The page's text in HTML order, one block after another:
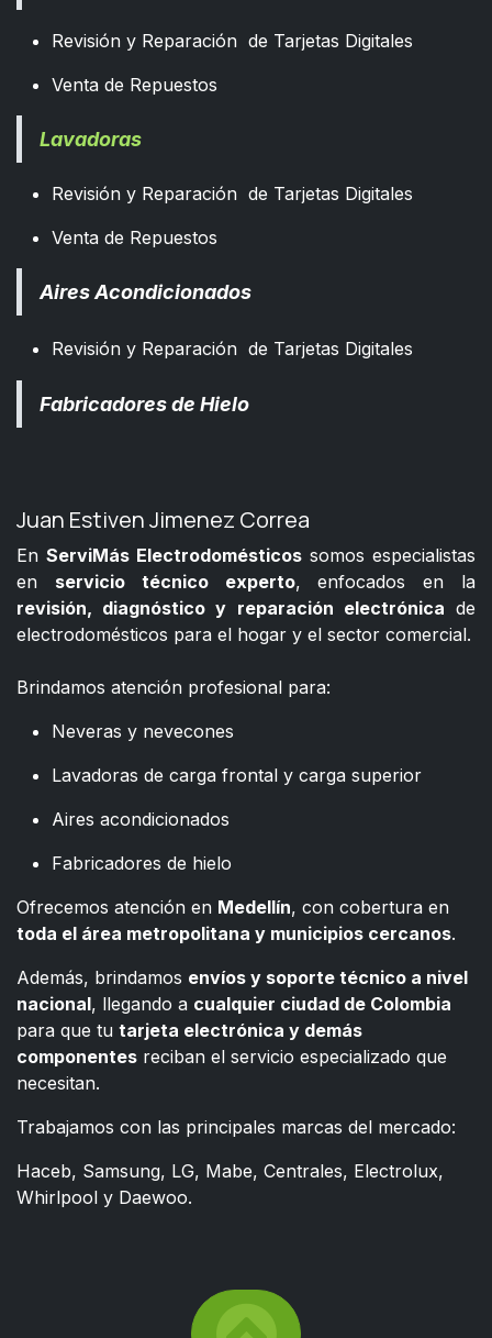
Revisión y Reparación de Tarjetas Digitales
Venta de Repuestos
Lavadoras
Revisión y Reparación de Tarjetas Digitales
Venta de Repuestos
Aires Acondicionados
Revisión y Reparación de Tarjetas Digitales
Fabricadores de Hielo
Juan Estiven Jimenez Correa
En ServiMás Electrodomésticos somos especialistas
en servicio técnico experto, enfocados en la
revisión, diagnóstico y reparación electrónica de
electrodomésticos para el hogar y el sector comercial.
Brindamos atención profesional para:
Neveras y nevecones
Lavadoras de carga frontal y carga superior
Aires acondicionados
Fabricadores de hielo
Ofrecemos atención en Medellín, con cobertura en
toda el área metropolitana y municipios cercanos.
Además, brindamos envíos y soporte técnico a nivel
nacional, llegando a cualquier ciudad de Colombia
para que tu tarjeta electrónica y demás
componentes reciban el servicio especializado que
necesitan.
Trabajamos con las principales marcas del mercado:
Haceb, Samsung, LG, Mabe, Centrales, Electrolux,
Whirlpool y Daewoo.